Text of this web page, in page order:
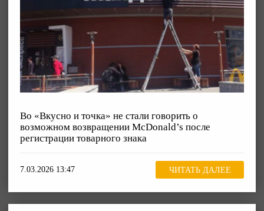
Во «Вкусно и точка» не стали говорить о
возможном возвращении McDonald’s после
регистрации товарного знака
7.03.2026 13:47 ЧИТАТЬ ДАЛЕЕ